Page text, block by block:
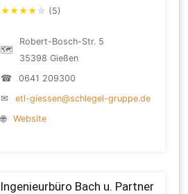
★★★★ ☆ (5)
🗺
Robert-Bosch-Str. 5
35398 Gießen
☎
0641 209300
✉
etl-giessen@schlegel-gruppe.de
🌐
Website
Ingenieurbüro Bach u. Partner